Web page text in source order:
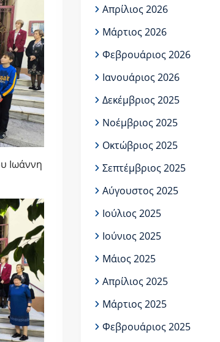
Ιωάννη
Απρίλιος 2026
Μάρτιος 2026
Φεβρουάριος 2026
Ιανουάριος 2026
Δεκέμβριος 2025
Νοέμβριος 2025
Οκτώβριος 2025
Σεπτέμβριος 2025
Αύγουστος 2025
Ιούλιος 2025
Ιούνιος 2025
Μάιος 2025
Απρίλιος 2025
Μάρτιος 2025
Φεβρουάριος 2025